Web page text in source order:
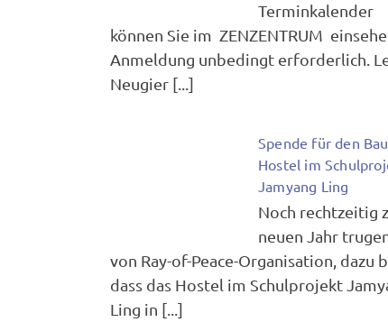
Terminkalender
können Sie im ZENZENTRUM
Anmeldung unbedingt erforderlich.
Neugier [...]
Spende für den
Hostel im
Jamyang Ling
Noch rechtzeitig
neuen Jahr
von Ray-of-Peace-Organisation, dazu
dass das Hostel im Schulprojekt
Ling in [...]